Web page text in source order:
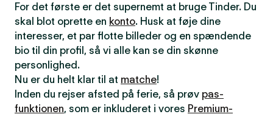
For det første er det supernemt at bruge Tinder. Du
skal blot oprette en konto. Husk at føje dine
interesser, et par flotte billeder og en spændende
bio til din profil, så vi alle kan se din skønne
personlighed.
Nu er du helt klar til at matche!
Inden du rejser afsted på ferie, så prøv pas-
funktionen, som er inkluderet i vores Premium-